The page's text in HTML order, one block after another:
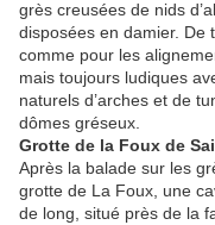
grès creusées de nids
disposées en damier. De
comme pour les
mais toujours ludiques
naturels d’arches et de
dômes gréseux.
Grotte de la Foux de
Après la balade sur les
grotte de La Foux, une
de long, situé près de la